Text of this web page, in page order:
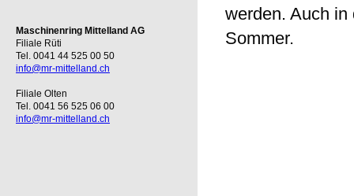
Maschinenring Mittelland AG
Filiale Rüti
Tel. 0041 44 525 00 50
info@mr-mittelland.ch
Filiale Olten
Tel. 0041 56 525 06 00
info@mr-mittelland.ch
werden. Auch
Sommer.